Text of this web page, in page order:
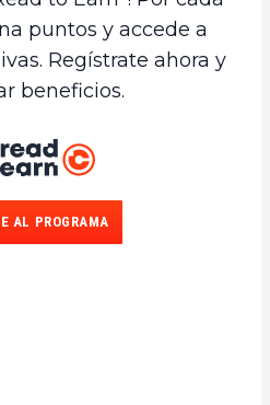
puntos y accede a
Regístrate ahora y
beneficios.
AL PROGRAMA